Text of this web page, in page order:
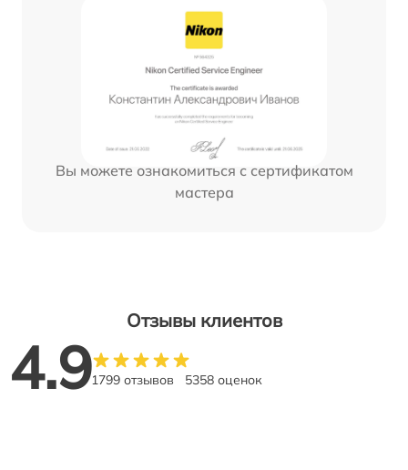
Вы можете ознакомиться с сертификатом
мастера
Отзывы клиентов
4.91799 отзывов 5358 оценок